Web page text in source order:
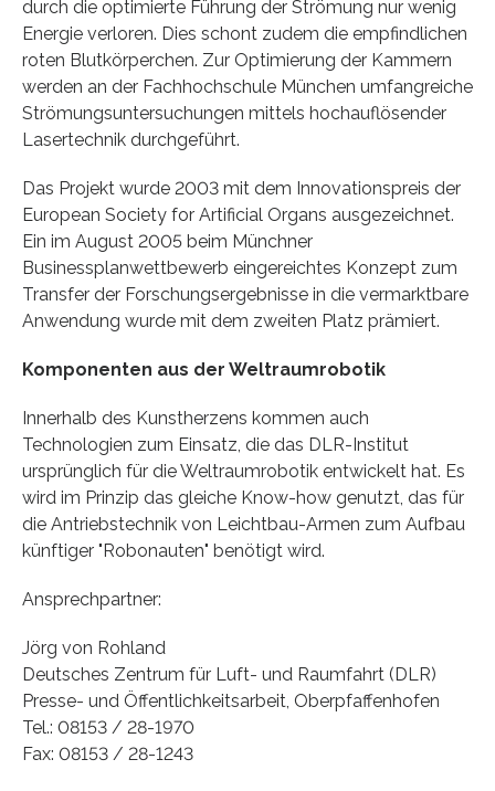
durch die optimierte Führung der Strömung nur wenig
Energie verloren. Dies schont zudem die empfindlichen
roten Blutkörperchen. Zur Optimierung der Kammern
werden an der Fachhochschule München umfangreiche
Strömungsuntersuchungen mittels hochauflösender
Lasertechnik durchgeführt.
Das Projekt wurde 2003 mit dem Innovationspreis der
European Society for Artificial Organs ausgezeichnet.
Ein im August 2005 beim Münchner
Businessplanwettbewerb eingereichtes Konzept zum
Transfer der Forschungsergebnisse in die vermarktbare
Anwendung wurde mit dem zweiten Platz prämiert.
Komponenten aus der Weltraumrobotik
Innerhalb des Kunstherzens kommen auch
Technologien zum Einsatz, die das DLR-Institut
ursprünglich für die Weltraumrobotik entwickelt hat. Es
wird im Prinzip das gleiche Know-how genutzt, das für
die Antriebstechnik von Leichtbau-Armen zum Aufbau
künftiger "Robonauten" benötigt wird.
Ansprechpartner:
Jörg von Rohland
Deutsches Zentrum für Luft- und Raumfahrt (DLR)
Presse- und Öffentlichkeitsarbeit, Oberpfaffenhofen
Tel.: 08153 / 28-1970
Fax: 08153 / 28-1243